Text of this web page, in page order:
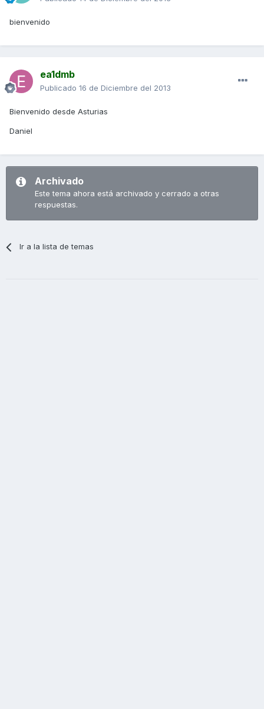
bienvenido
ea1dmb
Publicado 16 de Diciembre del 2013
Bienvenido desde Asturias
Daniel
Archivado
Este tema ahora está archivado y cerrado a otras
respuestas.
Ir a la lista de temas